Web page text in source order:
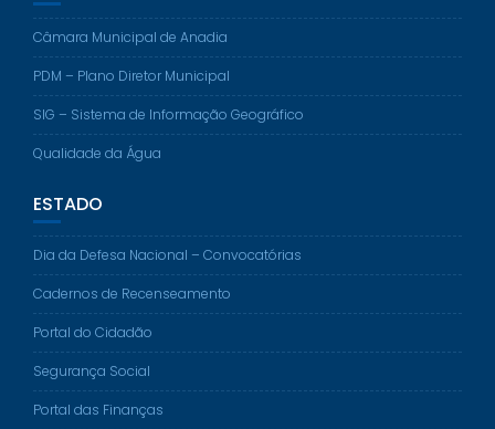
Câmara Municipal de Anadia
PDM – Plano Diretor Municipal
SIG – Sistema de Informação Geográfico
Qualidade da Água
ESTADO
Dia da Defesa Nacional – Convocatórias
Cadernos de Recenseamento
Portal do Cidadão
Segurança Social
Portal das Finanças